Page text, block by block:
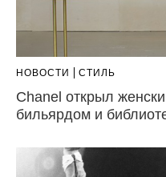
НОВОСТИ СТИЛЬ
Chanel открыл
бильярдом и